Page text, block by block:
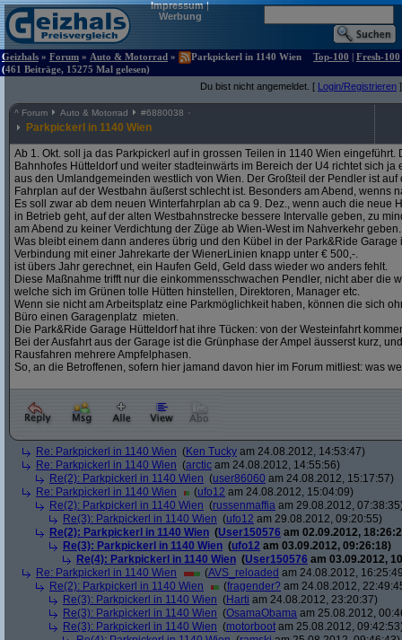
Impressum|
Werbung
Geizhals » Forum » Auto & Motorrad »
Parkpickerl in 1140 Wien
(461 Beiträge, 15275 Mal gelesen)
Top-100 | Fresh-100
Du bist nicht angemeldet. [ Login/Registrieren ]
^ Forum Auto & Motorrad #6880038
Parkpickerl in 1140 Wien
Ab 1. Okt. soll ja das Parkpickerl auf in grossen Teilen in 1140 Wien
Bahnhofes Hütteldorf und weiter stadteinwärts im Bereich der U4 richtet sich
aus den Umlandgemeinden westlich von Wien. Der Großteil der Pendler ist
Fahrplan auf der Westbahn äußerst schlecht ist. Besonders am Abend, wenns
Es soll zwar ab dem neuen Winterfahrplan ab ca 9. Dez., wenn auch die neue
in Betrieb geht, auf der alten Westbahnstrecke bessere Intervalle geben, zu
am Abend zu keiner Verdichtung der Züge ab Wien-West im Nahverkehr geben.
Was bleibt einem dann anderes übrig und den Kübel in der Park&Ride
Verbindung mit einer Jahrekarte der WienerLinien knapp unter € 500,-.
ist übers Jahr gerechnet, ein Haufen Geld, Geld dass wieder wo anders fehlt.
Diese Maßnahme trifft nur die einkommensschwachen Pendler, nicht aber die
welche sich im Grünen tolle Hütten hinstellen, Direktoren, Manager etc.
Wenn sie nicht am Arbeitsplatz eine Parkmöglichkeit haben, können die sich
Büro einen Garagenplatz mieten.
Die Park&Ride Garage Hütteldorf hat ihre Tücken: von der Westeinfahrt
Bei der Ausfahrt aus der Garage ist die Grünphase der Ampel äusserst kurz,
Rausfahren mehrere Ampfelphasen.
So, an die Betroffenen, sofern hier jamand davon hier im Forum mitliest: was
Re: Parkpickerl in 1140 Wien (Ken Tucky am 24.08.2012, 14:53:47)
Re: Parkpickerl in 1140 Wien (arctic am 24.08.2012, 14:55:56)
Re(2): Parkpickerl in 1140 Wien (user86060 am 24.08.2012, 15:17:57)
Re: Parkpickerl in 1140 Wien
(ufo12 am 24.08.2012, 15:04:09)
Re(2): Parkpickerl in 1140 Wien (russenmaffia am 29.08.2012,
Re(3): Parkpickerl in 1140 Wien (ufo12 am 29.08.2012, 09:20:55)
Re(2): Parkpickerl in 1140 Wien (User150576 am 02.09.2012,
Re(3): Parkpickerl in 1140 Wien (ufo12 am 03.09.2012, 09:26:18)
Re(4): Parkpickerl in 1140 Wien (User150576 am 03.09.2012,
Re: Parkpickerl in 1140 Wien
(AVS_reloaded am 24.08.2012,
Re(2): Parkpickerl in 1140 Wien
(fragender? am 24.08.2012,
Re(3): Parkpickerl in 1140 Wien (Harti am 24.08.2012, 23:20:37)
Re(3): Parkpickerl in 1140 Wien (OsamaObama am 25.08.2012,
Re(3): Parkpickerl in 1140 Wien (motorboot am 25.08.2012,